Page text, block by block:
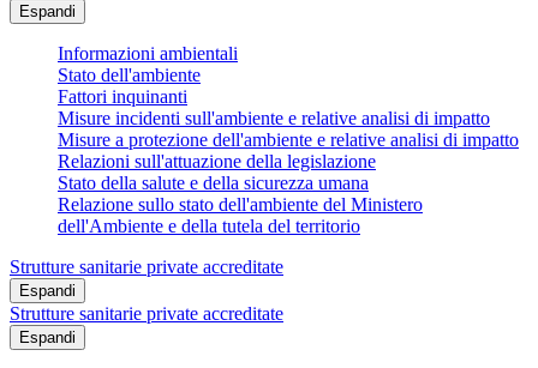
Espandi
Informazioni ambientali
Stato dell'ambiente
Fattori inquinanti
Misure incidenti sull'ambiente e relative analisi di impatto
Misure a protezione dell'ambiente e relative analisi di impatto
Relazioni sull'attuazione della legislazione
Stato della salute e della sicurezza umana
Relazione sullo stato dell'ambiente del Ministero
dell'Ambiente e della tutela del territorio
Strutture sanitarie private accreditate
Espandi
Strutture sanitarie private accreditate
Espandi